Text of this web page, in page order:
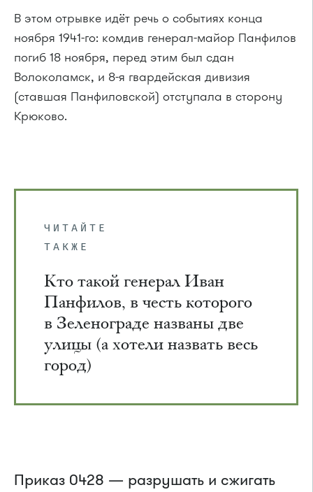
В этом отрывке идёт речь о событиях конца
ноября 1941-го: комдив генерал-майор Панфилов
погиб 18 ноября, перед этим был сдан
Волоколамск, и 8-я гвардейская дивизия
(ставшая Панфиловской) отступала в сторону
Крюково.
ЧИТАЙТЕ
ТАКЖЕ
Кто такой генерал Иван
Панфилов, в честь которого
в Зеленограде названы две
улицы (а хотели назвать весь
город)
Приказ 0428 — разрушать и сжигать